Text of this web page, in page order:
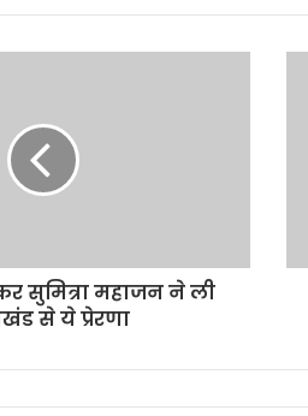
सुमित्रा महाजन ने ली
से ये प्रेरणा